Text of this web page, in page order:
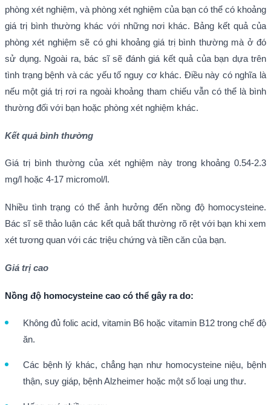
phòng xét nghiệm, và phòng xét nghiệm của bạn có thể có khoảng
giá trị bình thường khác với những nơi khác. Bảng kết quả của
phòng xét nghiệm sẽ có ghi khoảng giá trị bình thường mà ở đó
sử dụng. Ngoài ra, bác sĩ sẽ đánh giá kết quả của bạn dựa trên
tình trạng bệnh và các yếu tố nguy cơ khác. Điều này có nghĩa là
nếu một giá trị rơi ra ngoài khoảng tham chiếu vẫn có thể là bình
thường đối với bạn hoặc phòng xét nghiệm khác.
Kết quả bình thường
Giá trị bình thường của xét nghiệm này trong khoảng 0.54-2.3
mg/l hoặc 4-17 micromol/l.
Nhiều tình trạng có thể ảnh hưởng đến nồng độ homocysteine.
Bác sĩ sẽ thảo luận các kết quả bất thường rõ rệt với bạn khi xem
xét tương quan với các triệu chứng và tiền căn của bạn.
Giá trị cao
Nồng độ homocysteine cao có thể gây ra do:
Không đủ folic acid, vitamin B6 hoặc vitamin B12 trong chế độ
ăn.
Các bệnh lý khác, chẳng hạn như homocysteine niệu, bệnh
thận, suy giáp, bệnh Alzheimer hoặc một số loại ung thư.